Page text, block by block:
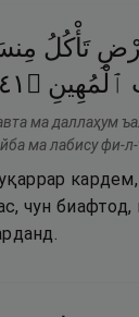
تَأْكُلُ
ٱلْمُهِينِ ۝ ١٤
ма даллаҳум
ма лабису фи-
чун